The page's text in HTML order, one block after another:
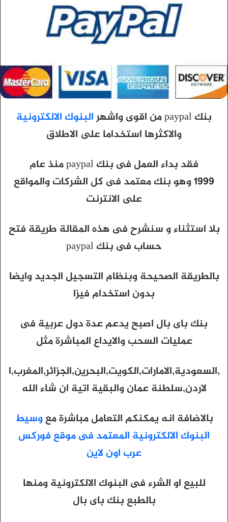
بنك paypal من اقوى واشهر
البنوك الالكترونية
والاكثرها استخداما على الاطلاق
فقد بداء العمل فى بنك paypal منذ عام
1999 وهو بنك معتمد فى كل الشركات والمواقع
على الانترنت
بلا استثناء و سنشرح فى هذه المقالة طريقة فتح
حساب فى بنك paypal
بالطريقة الصحيحة وبنظام التسجيل الجديد وايضا
بدون استخدام فيزا
بنك باى بال اصبح يدعم عدة دول عربية فى
عمليات السحب والايداع المباشرة مثل
,السعودية,الامارات,الكويت,البحرين,الجزائر,المغرب,ا
لاردن,سلطنة عمان والبقية اتية ان شاء الله
بالاضافة انه يمكنكم التعامل مباشرة معوسيط
البنوك الالكترونية المعتمد فى موقع فوركس
عرب اون لاين
للبيع او الشرء فى البنوك الالكترونية ومنها
بالطبع بنك باى بال